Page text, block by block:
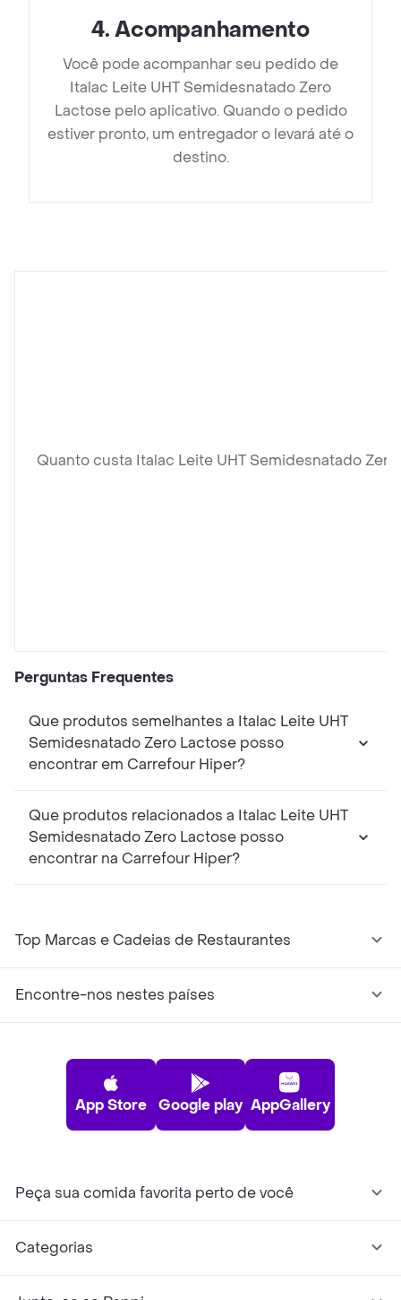
4.Acompanhamento
Você pode acompanhar seu pedido de
Italac Leite UHT Semidesnatado Zero
Lactose pelo aplicativo. Quando o pedido
estiver pronto, um entregador o levará até o
destino.
Quanto custa Italac Leite UHT Semidesnatado
Perguntas Frequentes
Que produtos semelhantes a Italac Leite UHT
Semidesnatado Zero Lactose posso
encontrar em Carrefour Hiper?
Que produtos relacionados a Italac Leite UHT
Semidesnatado Zero Lactose posso
encontrar na Carrefour Hiper?
Top Marcas e Cadeias de Restaurantes
Encontre-nos nestes países
App Store Google play AppGallery
Peça sua comida favorita perto de você
Categorias